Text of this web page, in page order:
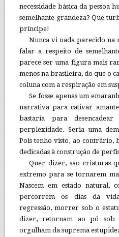
necessidade básica da pessoa
semelhante grandeza? Que
príncipe!
Nunca vi nada parecido na
falar a respeito de
parece ser uma figura mais
menos na brasileira, do que o
coluna com a respiração em
Se fosse apenas um
narrativa para cativar
bastaria para
perplexidade. Seria uma
Pois tenho visto, ao contrário,
dedicadas à construção de
Quer dizer, são criaturas
extremo para se tornarem
Nascem em estado natural,
percorrem os dias da
regressão, morrer sob o
dizer, retornam ao pó sob
orgulham da suprema